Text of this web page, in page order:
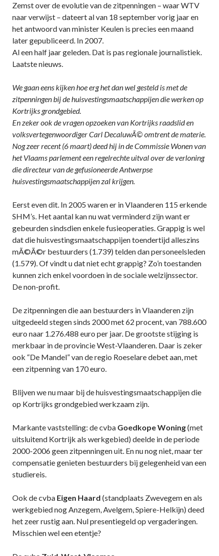
Zemst over de evolutie van de zitpenningen – waar WTV
naar verwijst – dateert al van 18 september vorig jaar en
het antwoord van minister Keulen is precies een maand
later gepubliceerd. In 2007.
Al een half jaar geleden. Dat is pas regionale journalistiek.
Laatste nieuws.
We gaan eens kijken hoe erg het dan wel gesteld is met de
zitpenningen bij de huisvestingsmaatschappijen die werken op
Kortrijks grondgebied.
En zeker ook de vragen opzoeken van Kortrijks raadslid en
volksvertegenwoordiger Carl DecaluwÃ© omtrent de materie.
Nog zeer recent (6 maart) deed hij in de Commissie Wonen van
het Vlaams parlement een regelrechte uitval over de verloning
die directeur van de gefusioneerde Antwerpse
huisvestingsmaatschappijen zal krijgen.
Eerst even dit. In 2005 waren er in Vlaanderen 115 erkende
SHM’s. Het aantal kan nu wat verminderd zijn want er
gebeurden sindsdien enkele fusieoperaties. Grappig is wel
dat die huisvestingsmaatschappijen toendertijd alleszins
mÃ©Ã©r bestuurders (1.739) telden dan personeelsleden
(1.579). Of vindt u dat niet echt grappig? Zo’n toestanden
kunnen zich enkel voordoen in de sociale welzijnssector.
De non-profit.
De zitpenningen die aan bestuurders in Vlaanderen zijn
uitgedeeld stegen sinds 2000 met 62 procent, van 788.600
euro naar 1.276.488 euro per jaar. De grootste stijging is
merkbaar in de provincie West-Vlaanderen. Daar is zeker
ook “De Mandel” van de regio Roeselare debet aan, met
een zitpenning van 170 euro.
Blijven we nu maar bij de huisvestingsmaatschappijen die
op Kortrijks grondgebied werkzaam zijn.
Markante vaststelling: de cvba Goedkope Woning(met
uitsluitend Kortrijk als werkgebied) deelde in de periode
2000-2006 geen zitpenningen uit. En nu nog niet, maar ter
compensatie genieten bestuurders bij gelegenheid van een
studiereis.
Ook de cvba Eigen Haard (standplaats Zwevegem en als
werkgebied nog Anzegem, Avelgem, Spiere-Helkijn) deed
het zeer rustig aan. Nul presentiegeld op vergaderingen.
Misschien wel een etentje?